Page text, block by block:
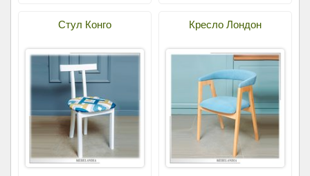
Стул Конго Кресло Лондон